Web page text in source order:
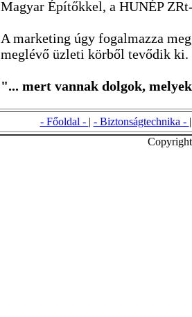
Magyar Építőkkel, a HUNÉP
A marketing úgy fogalmazza
meglévő üzleti körből tevődik
"... mert vannak dolgok,
- Főoldal - | - Biztonságtechnika -